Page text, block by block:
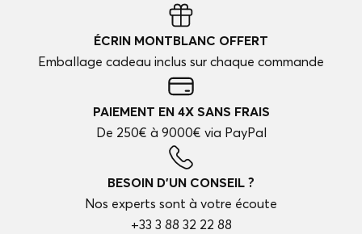
ÉCRIN MONTBLANC OFFERT
Emballage cadeau inclus sur chaque commande
PAIEMENT EN 4X SANS FRAIS
De 250€ à 9000€ via PayPal
BESOIN D'UN CONSEIL ?
Nos experts sont à votre écoute
+33 3 88 32 22 88